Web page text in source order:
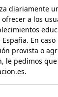
diariamente
a los
En
provista o
le pedimos